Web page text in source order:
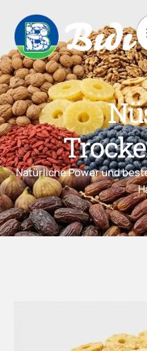
Natürliche Power und